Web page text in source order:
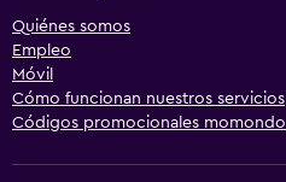
Quiénes somos
Empleo
Móvil
Cómo funcionan nuestros servicios
Códigos promocionales momondo